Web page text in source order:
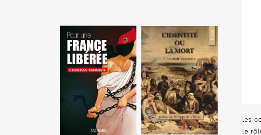
les
le